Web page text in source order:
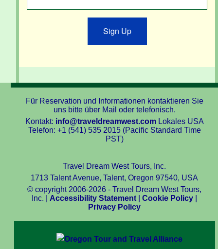
Sign Up
Für Reservation und Informationen kontaktieren Sie
uns bitte über Mail oder telefonisch.
Kontakt: info@traveldreamwest.comLokales USA
Telefon: +1 (541) 535 2015 (Pacific Standard Time
PST)
Travel Dream West Tours, Inc.
1713 Talent Avenue, Talent, Oregon 97540, USA
© copyright 2006-2026 - Travel Dream West Tours,
Inc. | Accessibility Statement |Cookie Policy
Privacy Policy